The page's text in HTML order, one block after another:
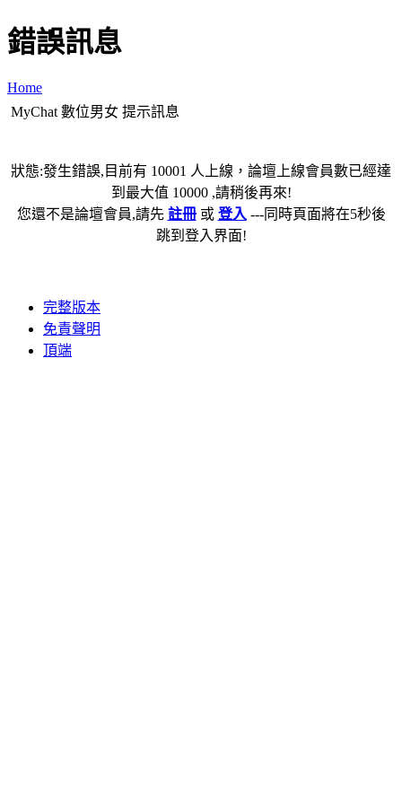
錯誤訊息
Home
MyChat 數位男女 提示訊息
狀態:發生錯誤,目前有 10001 人上線，論壇上線會員數已經達
到最大值 10000 ,請稍後再來!
您還不是論壇會員,請先 註冊或 登入 ---同時頁面將在5秒後
跳到登入界面!
完整版本
免責聲明
頂端